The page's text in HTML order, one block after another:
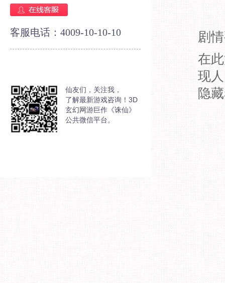
客服电话：4009-10-10-10
仙友们，关注我，
了解最新游戏咨询！3D
玄幻网游巨作《诛仙》
公共微信平台。
剧
在
现
隐